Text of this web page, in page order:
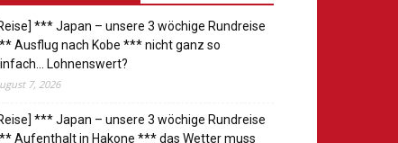
*** Japan – unsere 3 wöchige Rundreise
Ausflug nach Kobe *** nicht ganz so
Lohnenswert?
7, 2026
*** Japan – unsere 3 wöchige Rundreise
Aufenthalt in Hakone *** das Wetter muss